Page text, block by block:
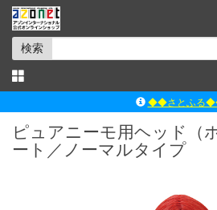
検索
◆◆さとふる
ｱｿﾞﾝﾚｰﾍﾞﾙｼｮｯﾌﾟ楽天
アゾンダイレクト
よくあるご質問（
ピュアニーモ用ヘッド（
ート／ノーマルタイプ